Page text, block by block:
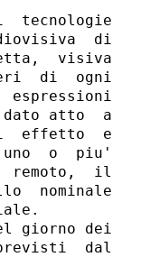
tecnologie
di
visiva
di  ogni
atto  a
effetto  e
o  piu'
remoto,  il
nominale
giorno dei
dal